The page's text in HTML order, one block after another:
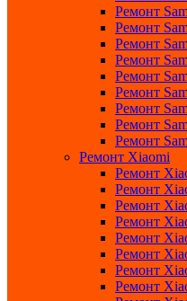
Ремонт
Ремонт
Ремонт
Ремонт
Ремонт
Ремонт
Ремонт
Ремонт
Ремонт
Ремонт Xiaomi
Ремонт
Ремонт
Ремонт
Ремонт
Ремонт
Ремонт
Ремонт
Ремонт